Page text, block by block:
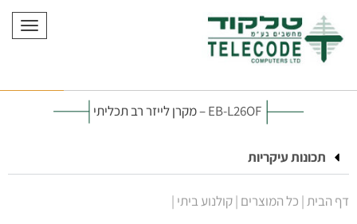
EB-L26OF – מקרן לייזר רב תכליתי
תכונות עיקריות
דף הבית| כל המוצרים |קולנוע ביתי |